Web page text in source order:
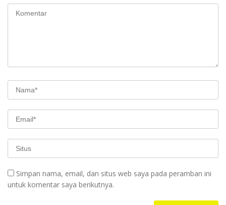
Simpan nama, email, dan situs web saya pada peramban ini
untuk komentar saya berikutnya.